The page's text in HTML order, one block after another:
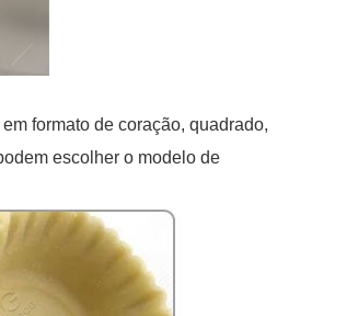
formato de coração, quadrado,
escolher o modelo de